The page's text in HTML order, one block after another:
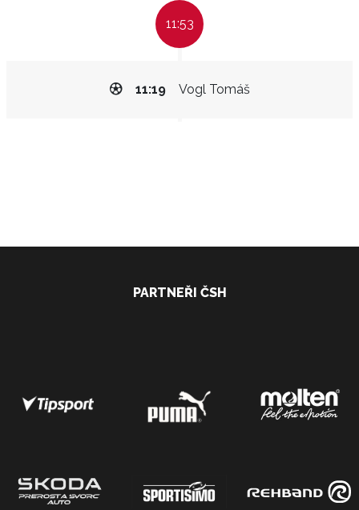
11:53
Vogl Tomáš
11:19
PARTNEŘI ČSH